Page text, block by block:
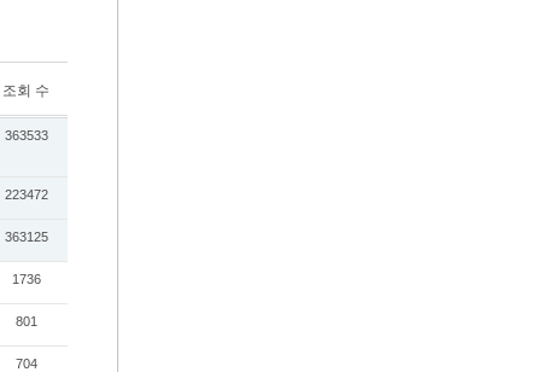
조회 수
363533
223472
363125
1736
801
704